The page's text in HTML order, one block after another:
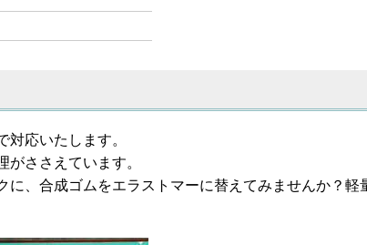
応いたします。
ささえています。
、合成ゴムをエラストマーに替えてみませんか？